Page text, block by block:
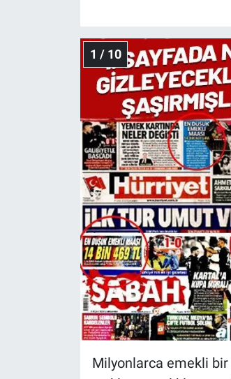
1 / 10
Milyonlarca emekli
Günün görüntüsü
Koronavirüs
Kültür Sanat
Ne demişti